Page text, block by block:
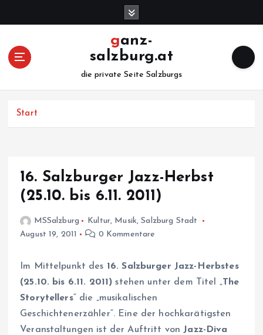
ganz-
salzburg.at
die private Seite Salzburgs
Start
16. Salzburger Jazz-Herbst
(25.10. bis 6.11. 2011)
MSSalzburg Kultur, Musik,Salzburg Stadt
August 19, 2011
0 Kommentare
Im Mittelpunkt des 16. Salzburger Jazz-Herbstes
(25.10. bis 6.11. 2011)stehen unter dem Titel „The
Storytellers“ die „musikalischen
Geschichtenerzähler“. Eine der hochkarätigsten
Veranstaltungen ist der Auftritt von Jazz-Diva